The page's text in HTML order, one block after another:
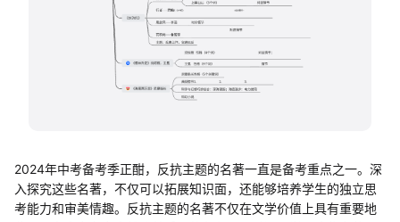
知识分享社区
2024年中考备考季正酣，反抗主题的名著一直是备考重点之一。深
入探究这些名著，不仅可以拓展知识面，还能够培养学生的独立思
考能力和审美情趣。反抗主题的名著不仅在文学价值上具有重要地